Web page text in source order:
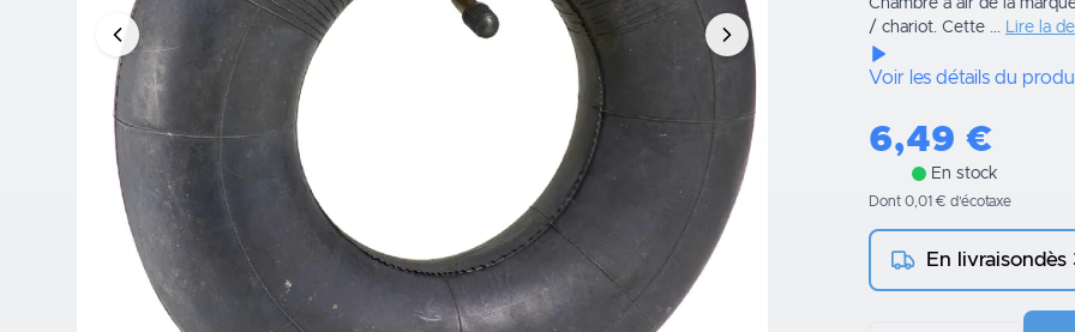
/ chariot. Cette ...
Lire la
Voir les détails du
6,49 €
En stock
Dont 0,01 € d’écotaxe
En livraisondès